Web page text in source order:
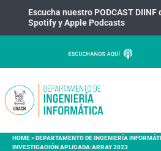
Escucha nuestro PODCAST
Spotify y Apple Podcasts
HOME>DEPARTAMENTO DE INGENIERÍA
INVESTIGACIÓN APLICADA:ARRAY 2023